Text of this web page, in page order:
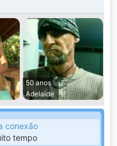
50 anos
Adelaide
conexão
tempo